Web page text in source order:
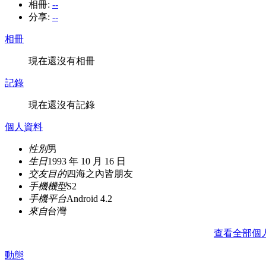
相冊: --
分享: --
相冊
現在還沒有相冊
記錄
現在還沒有記錄
個人資料
性別男
生日1993 年 10 月 16 日
交友目的四海之內皆朋友
手機機型S2
手機平台Android 4.2
來自台灣
查看全部個
動態